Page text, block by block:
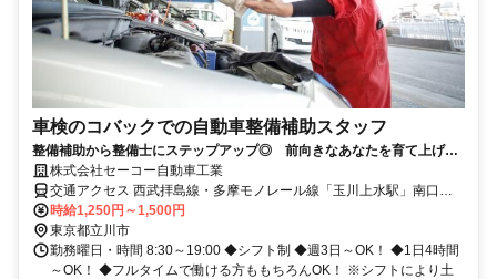
車検のコバックでの自動車整備補助スタッフ
整備補助から整備士にステップアップ◎ 前向きなあなたを育て上げま
す！ 家庭的で温かい職場で働こう♪
株式会社セーコー自動車工業
交通アクセス 西武拝島線・多摩モノレール線「玉川上水駅」南口よ
り徒歩1分 ・立川北駅から多摩モノレールで約15分 ・拝島駅から西
武拝島線で約10分
時給1,250円～1,500円
東京都立川市
勤務曜日・時間 8:30～19:00 ◆シフト制 ◆週3日～OK！ ◆1日4時間
～OK！ ◆フルタイムで働ける方ももちろんOK！ ※シフトにより土